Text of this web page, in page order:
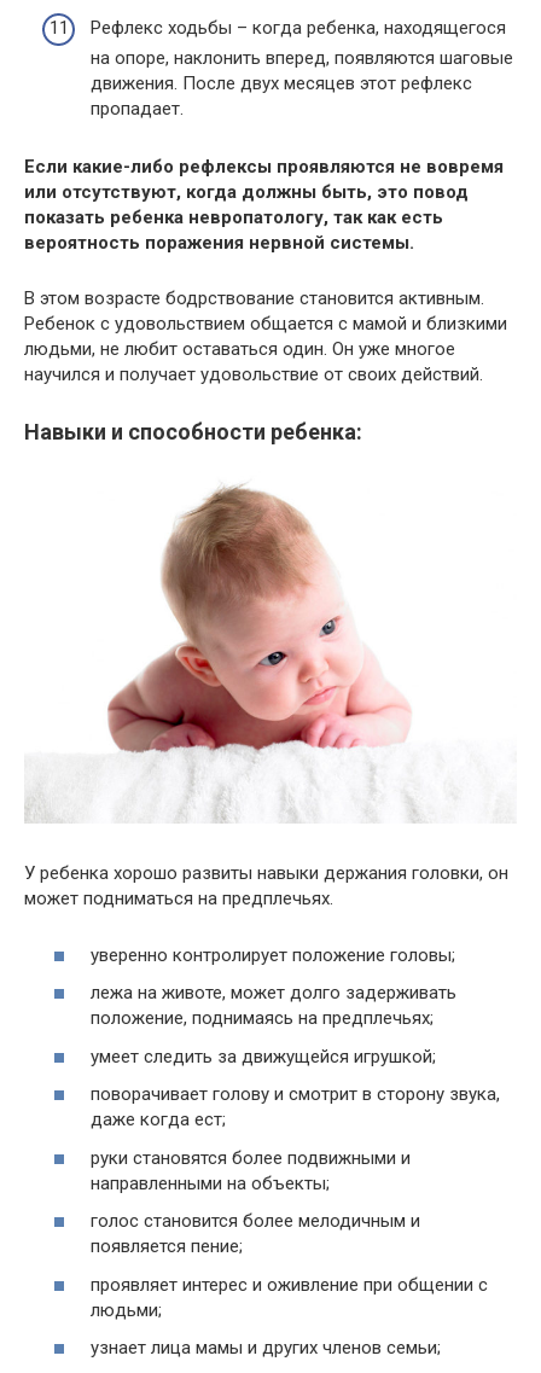
Рефлекс ходьбы – когда ребенка, находящегося
на опоре, наклонить вперед, появляются шаговые
движения. После двух месяцев этот рефлекс
пропадает.
Если какие-либо рефлексы проявляются не вовремя
или отсутствуют, когда должны быть, это повод
показать ребенка невропатологу, так как есть
вероятность поражения нервной системы.
В этом возрасте бодрствование становится активным.
Ребенок с удовольствием общается с мамой и близкими
людьми, не любит оставаться один. Он уже многое
научился и получает удовольствие от своих действий.
Навыки и способности ребенка:
У ребенка хорошо развиты навыки держания головки, он
может подниматься на предплечьях.
уверенно контролирует положение головы;
лежа на животе, может долго задерживать
положение, поднимаясь на предплечьях;
умеет следить за движущейся игрушкой;
поворачивает голову и смотрит в сторону звука,
даже когда ест;
руки становятся более подвижными и
направленными на объекты;
голос становится более мелодичным и
появляется пение;
проявляет интерес и оживление при общении с
людьми;
узнает лица мамы и других членов семьи;